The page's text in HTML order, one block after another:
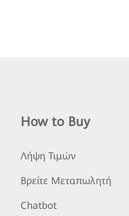
How to Buy
Λήψη Τιμών
Βρείτε Μεταπωλητή
Chatbot